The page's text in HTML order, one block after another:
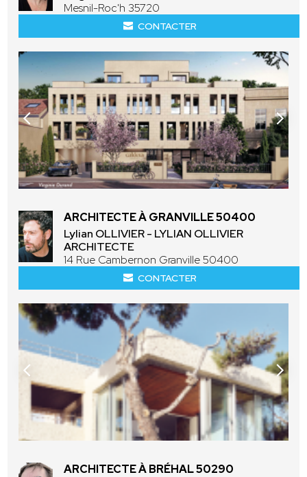
Mesnil-Roc'h 35720
CONTACTER
ARCHITECTE À GRANVILLE 50400
Lylian OLLIVIER - LYLIAN OLLIVIER
ARCHITECTE
14 Rue Cambernon Granville 50400
CONTACTER
ARCHITECTE À BRÉHAL 50290